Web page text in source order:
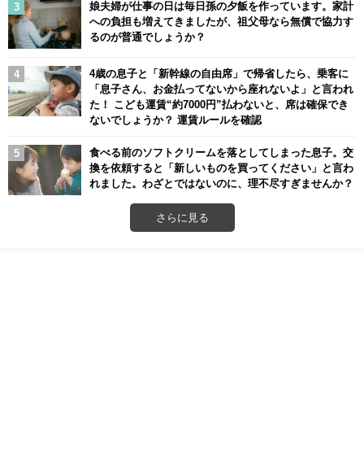
娘夫婦が仕事の日は毎日孫の夕飯を作っています。家計
への負担も増えてきましたが、祖父母なら無償で協力す
るのが普通でしょうか？
4歳の息子と「新幹線の自由席」で帰省したら、乗客に
「息子さん、お金払ってないから座れないよ」と言われ
た！ こども運賃“約7000円”払わないと、席は確保でき
ないでしょうか？ 運賃ルールを確認
食べる前のソフトクリームを落としてしまった息子。交
換を依頼すると「新しいものを買ってください」と言わ
れました。わざとではないのに、理不尽すぎませんか？
さらに見る